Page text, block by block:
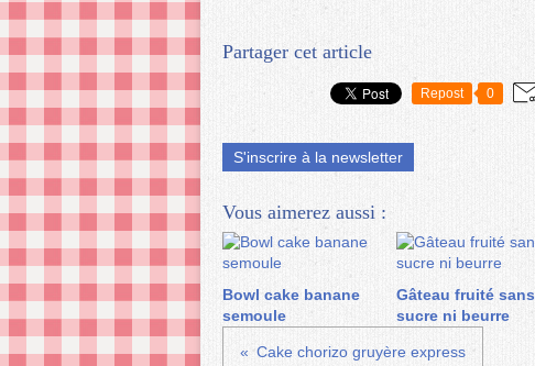
Partager cet article
Repost 0
S'inscrire à la newsletter
Vous aimerez aussi :
Bowl cake banane
semoule
Gâteau fruité sans
sucre ni beurre
Cake chorizo gruyère express